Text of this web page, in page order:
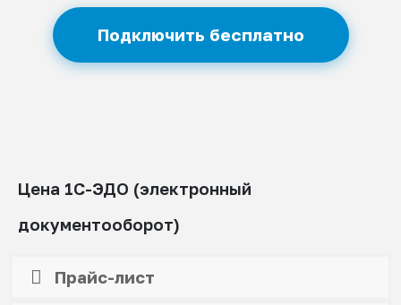
Подключить бесплатно
Цена 1С-ЭДО (электронный
документооборот)
Прайс-лист